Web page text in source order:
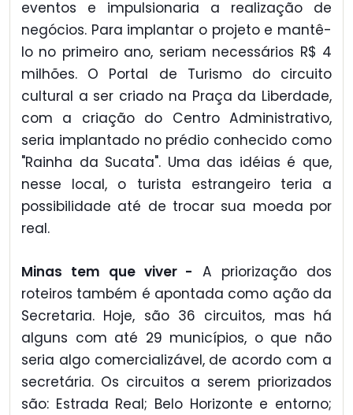
eventos e impulsionaria a realização de
negócios. Para implantar o projeto e mantê-
lo no primeiro ano, seriam necessários R$ 4
milhões. O Portal de Turismo do circuito
cultural a ser criado na Praça da Liberdade,
com a criação do Centro Administrativo,
seria implantado no prédio conhecido como
"Rainha da Sucata". Uma das idéias é que,
nesse local, o turista estrangeiro teria a
possibilidade até de trocar sua moeda por
real.
Minas tem que viver - A priorização dos
roteiros também é apontada como ação da
Secretaria. Hoje, são 36 circuitos, mas há
alguns com até 29 municípios, o que não
seria algo comercializável, de acordo com a
secretária. Os circuitos a serem priorizados
são: Estrada Real; Belo Horizonte e entorno;